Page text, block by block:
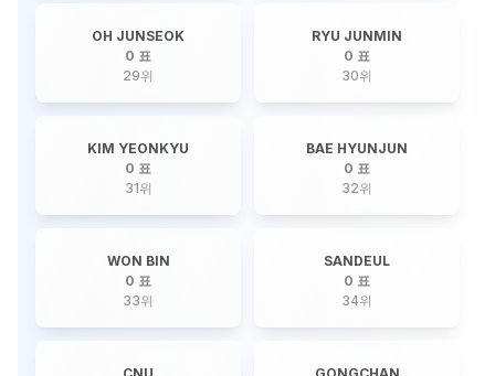
OH JUNSEOK
0 표
29위
RYU JUNMIN
0 표
30위
KIM YEONKYU
0 표
31위
BAE HYUNJUN
0 표
32위
WON BIN
0 표
33위
SANDEUL
0 표
34위